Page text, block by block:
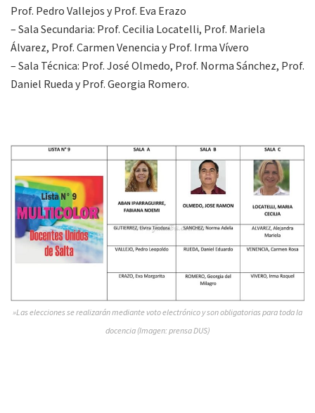
Prof. Pedro Vallejos y Prof. Eva Erazo
– Sala Secundaria: Prof. Cecilia Locatelli, Prof. Mariela
Álvarez, Prof. Carmen Venencia y Prof. Irma Vívero
– Sala Técnica: Prof. José Olmedo, Prof. Norma Sánchez, Prof.
Daniel Rueda y Prof. Georgia Romero.
»Las elecciones se realizarán mediante voto electrónico y son obligatorias para toda la
docencia (Imagen: prensa DUS)